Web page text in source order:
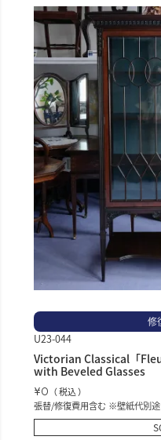
修
U23-044
Victorian Classical「
with Beveled Glasses
¥0
税込
張替/修復費用含む ※壁紙代別途